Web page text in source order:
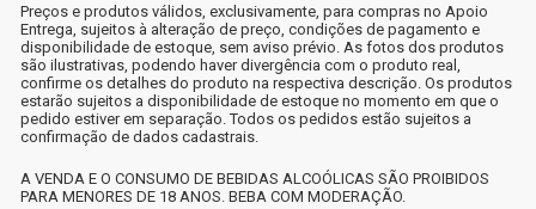
Preços e produtos válidos, exclusivamente, para compras no Apoio
Entrega, sujeitos à alteração de preço, condições de pagamento e
disponibilidade de estoque, sem aviso prévio. As fotos dos produtos
são ilustrativas, podendo haver divergência com o produto real,
confirme os detalhes do produto na respectiva descrição. Os produtos
estarão sujeitos a disponibilidade de estoque no momento em que o
pedido estiver em separação. Todos os pedidos estão sujeitos a
confirmação de dados cadastrais.
A VENDA E O CONSUMO DE BEBIDAS ALCOÓLICAS SÃO PROIBIDOS
PARA MENORES DE 18 ANOS. BEBA COM MODERAÇÃO.